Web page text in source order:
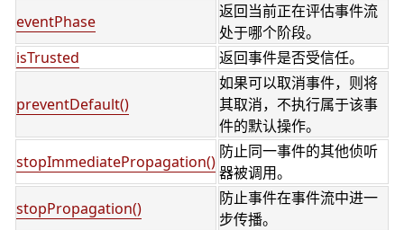
eventPhase
返回当前正在评估事件流
处于哪个阶段。
isTrusted
返回事件是否受信任。
preventDefault()
如果可以取消事件，则将
其取消，不执行属于该事
件的默认操作。
stopImmediatePropagation()
防止同一事件的其他侦听
器被调用。
stopPropagation()
防止事件在事件流中进一
步传播。